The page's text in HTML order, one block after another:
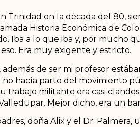
Trinidad en la década del 80,
Historia Económica de
Iba a lo que iba y, por mucho
Era muy exigente y estricto.
además de ser mi profesor
no hacía parte del movimiento
trabajo militante era casi
Mejor dicho, era un
doña Alix y el Dr.